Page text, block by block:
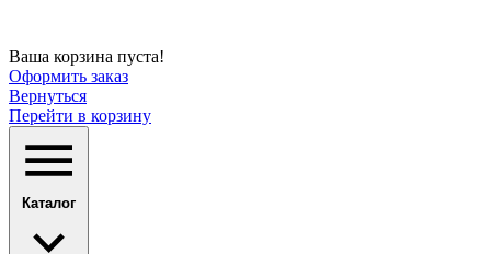
Ваша корзина пуста!
Оформить заказ
Вернуться
Перейти в корзину
Каталог